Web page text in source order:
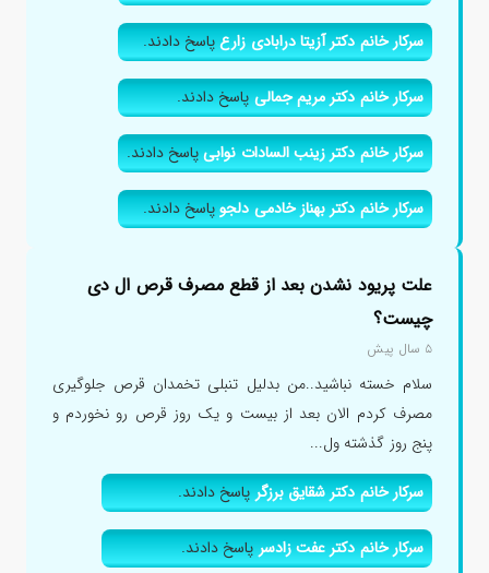
سرکار خانم دکتر آزیتا درابادی زارعپاسخ دادند.
سرکار خانم دکتر مریم جمالیپاسخ دادند.
سرکار خانم دکتر زینب السادات نوابیپاسخ دادند.
سرکار خانم دکتر بهناز خادمی دلجوپاسخ دادند.
علت پریود نشدن بعد از قطع مصرف قرص ال دی
چیست؟
۵ سال پیش
سلام خسته نباشید..من بدلیل تنبلی تخمدان قرص جلوگیری
مصرف کردم الان بعد از بیست و یک روز قرص رو نخوردم و
پنج روز گذشته ول...
سرکار خانم دکتر شقایق برزگرپاسخ دادند.
سرکار خانم دکتر عفت زادسرپاسخ دادند.